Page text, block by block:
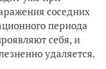
соседних
периода
себя, и
удаляется.